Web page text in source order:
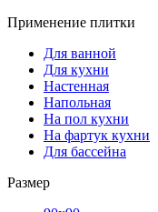
Применение плитки
Для ванной
Для кухни
Настенная
Напольная
На пол кухни
На фартук кухни
Для бассейна
Размер